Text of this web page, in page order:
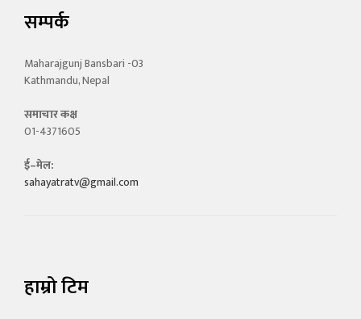
सम्पर्क
Maharajgunj Bansbari -03
Kathmandu, Nepal
समाचार कक्ष
01-4371605
ई–मेल:
sahayatratv@gmail.com
हाम्रो टिम